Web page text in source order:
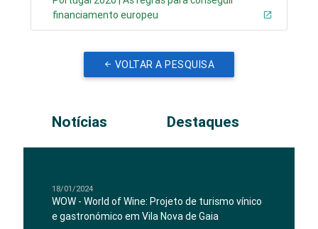
financiamento europeu
VOLTAR A PESQUISA
Notícias Destaques
18/01/2024
WOW - World of Wine: Projeto de turismo vínico
e gastronómico em Vila Nova de Gaia